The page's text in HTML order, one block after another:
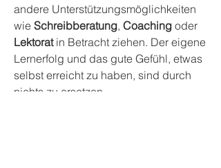
andere Unterstützungsmöglichkeiten
wie Schreibberatung, Coaching
Lektorat in Betracht ziehen. Der eigene
Lernerfolg und das gute Gefühl, etwas
selbst erreicht zu haben, sind durch
nichts zu ersetzen.